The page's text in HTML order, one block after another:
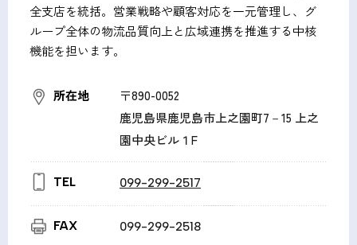
全支店を統括。営業戦略や顧客対応を一元管理し、グ
ループ全体の物流品質向上と広域連携を推進する中核
機能を担います。
所在地
〒890-0052
鹿児島県鹿児島市上之園町7－15 上之
園中央ビル１F
TEL 099-299-2517
FAX 099-299-2518